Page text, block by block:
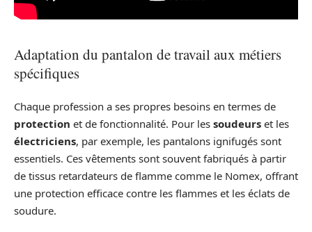
Adaptation du pantalon de travail aux métiers
spécifiques
Chaque profession a ses propres besoins en termes de
protection et de fonctionnalité. Pour les soudeurs et les
électriciens, par exemple, les pantalons ignifugés sont
essentiels. Ces vêtements sont souvent fabriqués à partir
de tissus retardateurs de flamme comme le Nomex, offrant
une protection efficace contre les flammes et les éclats de
soudure.